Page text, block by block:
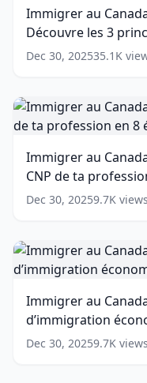
combien
ça
coûte
?
les
3
principaux
à
prévoir ( 15
Immigrer au
Découvre les 3
Dec 30, 202535.1K
Immigrer
au
Canada
comment
trouver
le
code
de
ta
profession
8
étapes (15
Immigrer au
CNP de ta
Dec 30, 20259.7K views
Immigrer
au
Canada
découvre
11
programmes
d’immigration
Immigrer au
d’immigration
Québec (13words)
Dec 30, 20259.7K views